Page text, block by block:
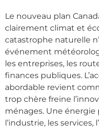
Le nouveau plan
clairement climat et
catastrophe naturelle
événement
les entreprises, les
finances publiques.
abordable revient
trop chère freine
ménages. Une
l’industrie, les services,